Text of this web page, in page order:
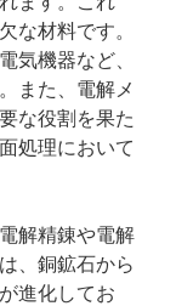
な材料です。
気機器など、
また、電解メ
な役割を果た
処理において
解精錬や電解
、銅鉱石から
進化してお